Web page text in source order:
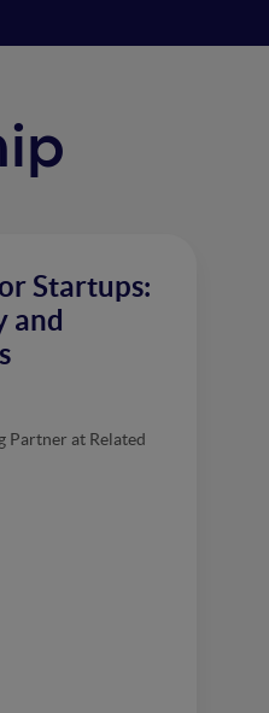
Startups:
and
Partner at Related